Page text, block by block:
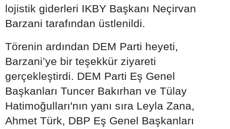
lojistik giderleri IKBY Başkanı Neçirvan
Barzani tarafından üstlenildi.
Törenin ardından DEM Parti heyeti,
Barzani’ye bir teşekkür ziyareti
gerçekleştirdi. DEM Parti Eş Genel
Başkanları Tuncer Bakırhan ve Tülay
Hatimoğulları'nın yanı sıra Leyla Zana,
Ahmet Türk, DBP Eş Genel Başkanları